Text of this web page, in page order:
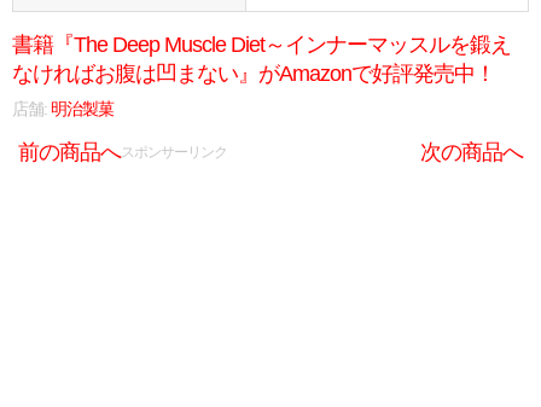
書籍『The Deep Muscle Diet～インナーマッスルを鍛え
なければお腹は凹まない』がAmazonで好評発売中！
店舗: 明治製菓
前の商品へ 次の商品へ
スポンサーリンク